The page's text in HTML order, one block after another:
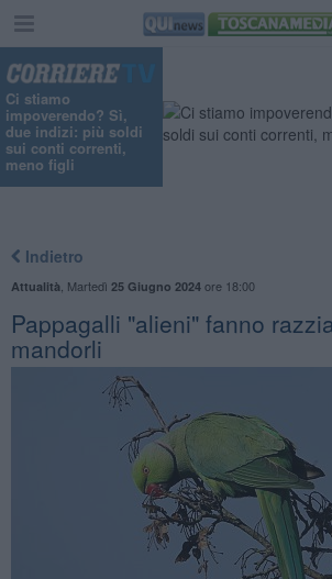
Ci stiamo
impoverendo? Sì,
due indizi: più soldi
sui conti correnti,
meno figli
Indietro
Attualità Martedì 25 Giugno 2024ore 18:00
Pappagalli "alieni" fanno
mandorli